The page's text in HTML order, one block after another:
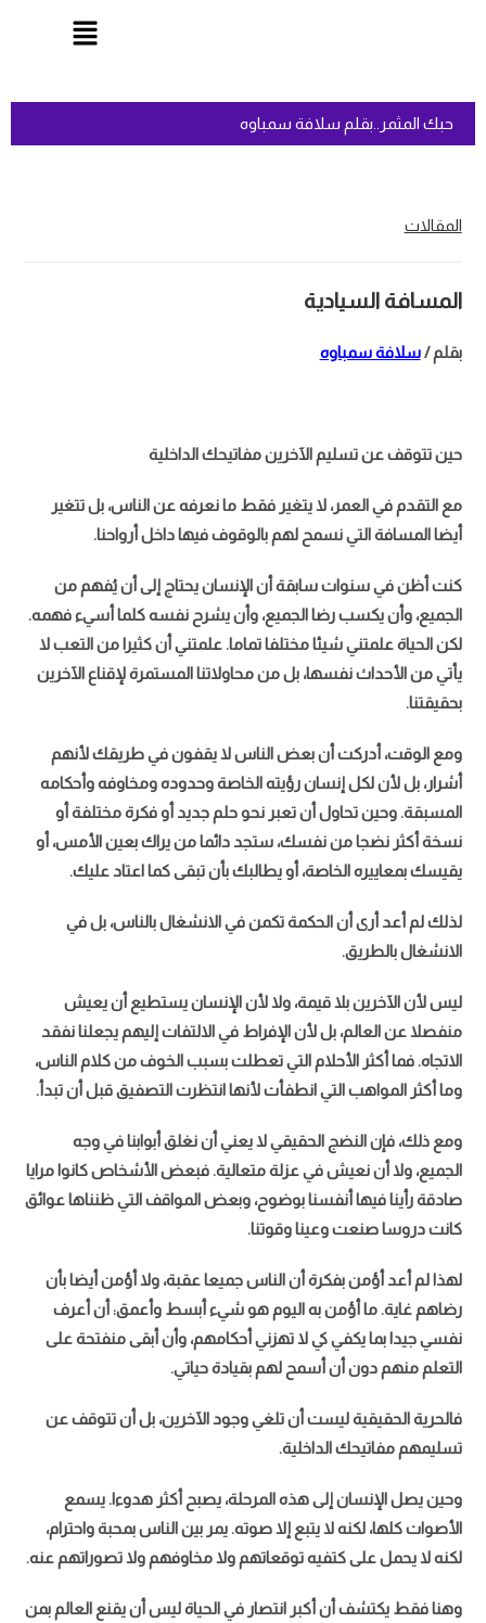
حبك المثمر..بقلم سلافة سمباوه
السعودية وتركيا وباكستان توقع اتفاقية مكة للدفاع المشترك
اللواء الركن عبدالله الشهري قائداً للتحالف البحري الدفاعي متعدد
المقالات
المسافة السيادية
بقلم /سلافة سمباوه
حين تتوقف عن تسليم الآخرين مفاتيحك الداخلية
مع التقدم في العمر، لا يتغير فقط ما نعرفه عن الناس، بل تتغير
أيضا المسافة التي نسمح لهم بالوقوف فيها داخل أرواحنا.
كنت أظن في سنوات سابقة أن الإنسان يحتاج إلى أن يُفهم من
الجميع، وأن يكسب رضا الجميع، وأن يشرح نفسه كلما أسيء فهمه.
لكن الحياة علمتني شيئا مختلفا تماما. علمتني أن كثيرا من التعب لا
يأتي من الأحداث نفسها، بل من محاولاتنا المستمرة لإقناع الآخرين
بحقيقتنا.
ومع الوقت، أدركت أن بعض الناس لا يقفون في طريقك لأنهم
أشرار، بل لأن لكل إنسان رؤيته الخاصة وحدوده ومخاوفه وأحكامه
المسبقة. وحين تحاول أن تعبر نحو حلم جديد أو فكرة مختلفة أو
نسخة أكثر نضجا من نفسك، ستجد دائما من يراك بعين الأمس، أو
يقيسك بمعاييره الخاصة، أو يطالبك بأن تبقى كما اعتاد عليك.
لذلك لم أعد أرى أن الحكمة تكمن في الانشغال بالناس، بل في
الانشغال بالطريق.
ليس لأن الآخرين بلا قيمة، ولا لأن الإنسان يستطيع أن يعيش
منفصلا عن العالم، بل لأن الإفراط في الالتفات إليهم يجعلنا نفقد
الاتجاه. فما أكثر الأحلام التي تعطلت بسبب الخوف من كلام الناس،
وما أكثر المواهب التي انطفأت لأنها انتظرت التصفيق قبل أن تبدأ.
ومع ذلك، فإن النضج الحقيقي لا يعني أن نغلق أبوابنا في وجه
الجميع، ولا أن نعيش في عزلة متعالية. فبعض الأشخاص كانوا مرايا
صادقة رأينا فيها أنفسنا بوضوح، وبعض المواقف التي ظنناها عوائق
كانت دروسا صنعت وعينا وقوتنا.
لهذا لم أعد أؤمن بفكرة أن الناس جميعا عقبة، ولا أؤمن أيضا بأن
رضاهم غاية. ما أؤمن به اليوم هو شيء أبسط وأعمق: أن أعرف
نفسي جيدا بما يكفي كي لا تهزني أحكامهم، وأن أبقى منفتحة على
التعلم منهم دون أن أسمح لهم بقيادة حياتي.
فالحرية الحقيقية ليست أن تلغي وجود الآخرين، بل أن تتوقف عن
تسليمهم مفاتيحك الداخلية.
وحين يصل الإنسان إلى هذه المرحلة، يصبح أكثر هدوءا. يسمع
الأصوات كلها، لكنه لا يتبع إلا صوته. يمر بين الناس بمحبة واحترام،
لكنه لا يحمل على كتفيه توقعاتهم ولا مخاوفهم ولا تصوراتهم عنه.
وهنا فقط يكتشف أن أكبر انتصار في الحياة ليس أن يقنع العالم بمن